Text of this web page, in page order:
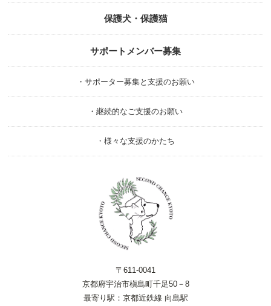
保護犬・保護猫
サポートメンバー募集
・サポーター募集と支援のお願い
・継続的なご支援のお願い
・様々な支援のかたち
〒611-0041
京都府宇治市槇島町千足50－8
最寄り駅：京都近鉄線 向島駅